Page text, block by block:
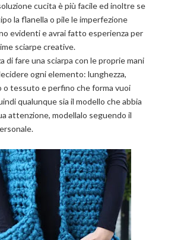
cucita è più facile ed inoltre se
la flanella o pile le imperfezione
evidenti e avrai fatto esperienza per
sciarpe creative.
di fare una sciarpa con le proprie mani
ogni elemento: lunghezza,
o tessuto e perfino che forma vuoi
qualunque sia il modello che abbia
attenzione, modellalo seguendo il